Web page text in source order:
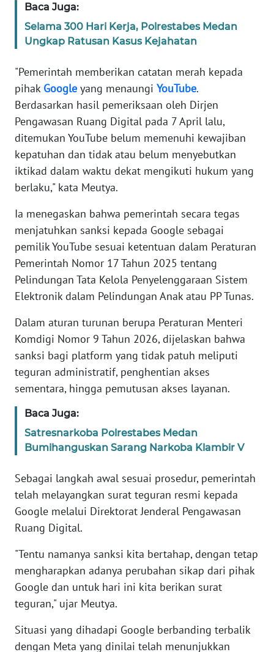
Baca Juga:
Selama 300 Hari Kerja, Polrestabes Medan
Ungkap Ratusan Kasus Kejahatan
"Pemerintah memberikan catatan merah kepada
pihak Google yang menaungi YouTube.
Berdasarkan hasil pemeriksaan oleh Dirjen
Pengawasan Ruang Digital pada 7 April lalu,
ditemukan YouTube belum memenuhi kewajiban
kepatuhan dan tidak atau belum menyebutkan
iktikad dalam waktu dekat mengikuti hukum yang
berlaku," kata Meutya.
Ia menegaskan bahwa pemerintah secara tegas
menjatuhkan sanksi kepada Google sebagai
pemilik YouTube sesuai ketentuan dalam Peraturan
Pemerintah Nomor 17 Tahun 2025 tentang
Pelindungan Tata Kelola Penyelenggaraan Sistem
Elektronik dalam Pelindungan Anak atau PP Tunas.
Dalam aturan turunan berupa Peraturan Menteri
Komdigi Nomor 9 Tahun 2026, dijelaskan bahwa
sanksi bagi platform yang tidak patuh meliputi
teguran administratif, penghentian akses
sementara, hingga pemutusan akses layanan.
Baca Juga:
Satresnarkoba Polrestabes Medan
Bumihanguskan Sarang Narkoba Klambir V
Sebagai langkah awal sesuai prosedur, pemerintah
telah melayangkan surat teguran resmi kepada
Google melalui Direktorat Jenderal Pengawasan
Ruang Digital.
"Tentu namanya sanksi kita bertahap, dengan tetap
mengharapkan adanya perubahan sikap dari pihak
Google dan untuk hari ini kita berikan surat
teguran," ujar Meutya.
Situasi yang dihadapi Google berbanding terbalik
dengan Meta yang dinilai telah menunjukkan
KAMI
PEDOMAN
SIBER
REDAKSI
KARIR
DISCLAIMER
News
Regional
WN
SUMUT
WN
WN
JABAR
WN
WN
NTT
WN
KEPRI
WN
PAPUA
WN
PAPUA
BARAT
WN